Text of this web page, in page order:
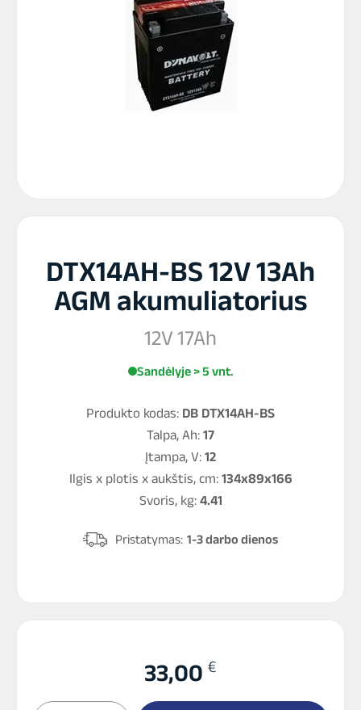
DTX14AH-BS 12V 13Ah
AGM akumuliatorius
12V 17Ah
Sandėlyje > 5 vnt.
Produkto kodas: DB DTX14AH-BS
Talpa, Ah: 17
Įtampa, V: 12
Ilgis x plotis x aukštis, cm: 134x89x166
Svoris, kg: 4.41
Pristatymas: 1-3 darbo dienos
33,00 €